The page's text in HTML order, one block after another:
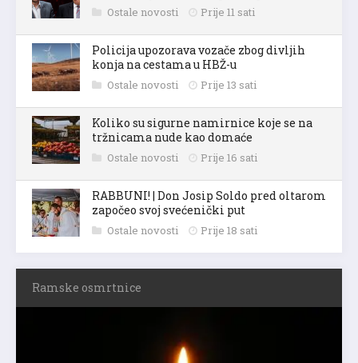
Ostale novosti Prije 11 sati
Policija upozorava vozače zbog divljih
konja na cestama u HBŽ-u
Ostale novosti Prije 13 sati
Koliko su sigurne namirnice koje se na
tržnicama nude kao domaće
Ostale novosti Prije 16 sati
RABBUNI! | Don Josip Soldo pred oltarom
započeo svoj svećenički put
Ostale novosti Prije 18 sati
Ramske osmrtnice